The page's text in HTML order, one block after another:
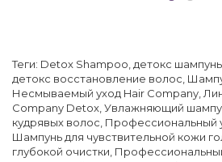
Теги: Detox Shampoo детокс шампунь
детокс восстановление волос
Несмываемый уход Hair Company
Company Detox Увлажняющий
кудрявых волос Профессиональный
Шампунь для чувствительной кожи
глубокой очистки